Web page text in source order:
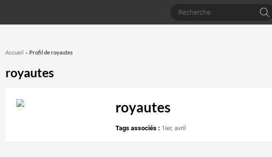
Accueil » Profil de royautes
royautes
royautes
Tags associés : 1ier,avril